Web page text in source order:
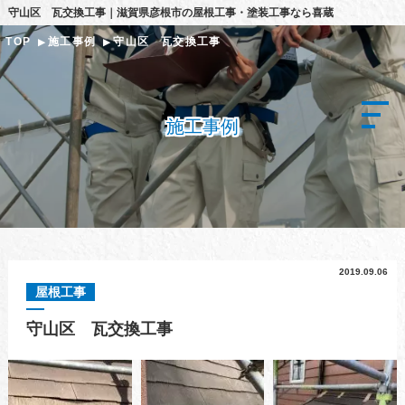
守山区 瓦交換工事｜滋賀県彦根市の屋根工事・塗装工事なら喜蔵
TOP 施工事例 守山区 瓦交換工事
施工事例
2019.09.06
屋根工事
守山区 瓦交換工事